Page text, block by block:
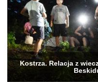
Kostrza. Relacja z